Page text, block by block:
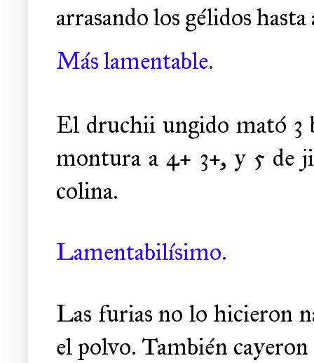
arrasando los gélidos
Más lamentable.
El druchii ungido mató 3
montura a 4+ 3+, y 5 de
colina.
Lamentabilísimo.
Las furias no lo hicieron
el polvo. También